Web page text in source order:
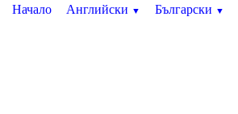
Начало Английски ▼ Български ▼